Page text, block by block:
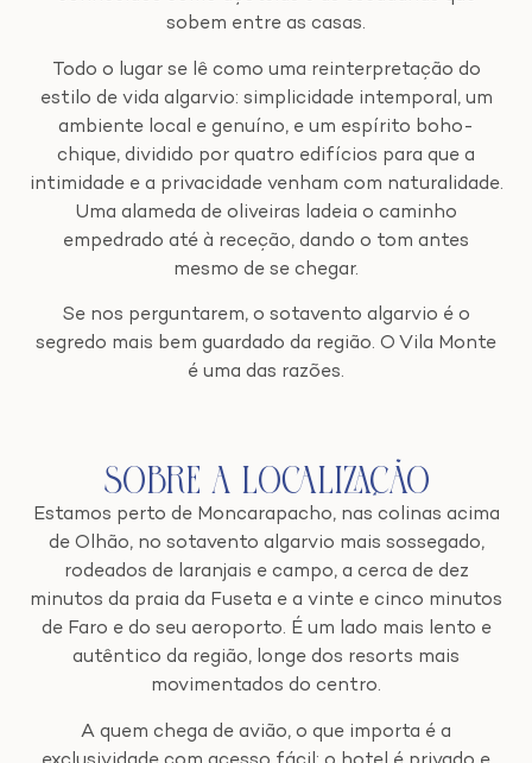
sobem entre as casas.
Todo o lugar se lê como uma reinterpretação do
estilo de vida algarvio: simplicidade intemporal, um
ambiente local e genuíno, e um espírito boho-
chique, dividido por quatro edifícios para que a
intimidade e a privacidade venham com naturalidade.
Uma alameda de oliveiras ladeia o caminho
empedrado até à receção, dando o tom antes
mesmo de se chegar.
Se nos perguntarem, o sotavento algarvio é o
segredo mais bem guardado da região. O Vila Monte
é uma das razões.
Sobre a Localização
Estamos perto de Moncarapacho, nas colinas acima
de Olhão, no sotavento algarvio mais sossegado,
rodeados de laranjais e campo, a cerca de dez
minutos da praia da Fuseta e a vinte e cinco minutos
de Faro e do seu aeroporto. É um lado mais lento e
autêntico da região, longe dos resorts mais
movimentados do centro.
A quem chega de avião, o que importa é a